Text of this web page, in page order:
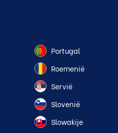
Portugal
Roemenië
Servië
Slovenië
Slowakije